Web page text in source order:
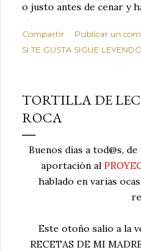
o justo antes de cenar y
típicas patatas de bolsa,
ultraprocesados llenos de
Todos hemos estado ahí.
satisface. Estas alubias
por completo tu forma de
asociar las alubias
copiosos de invierno.
revolucionaria,
humilde como la alubia
dorado, cargado de
Compartir
Publicar un
SI TE GUSTA SIGUE
TORTILLA DE
ROCA
Buenos días a tod@s,
aportación al
hablado en varias
Este otoño salio a la
RECETAS DE MI